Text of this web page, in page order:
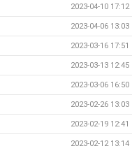
2023-04-10 17:12
2023-04-06 13:03
2023-03-16 17:51
2023-03-13 12:45
2023-03-06 16:50
2023-02-26 13:03
2023-02-19 12:41
2023-02-12 13:14